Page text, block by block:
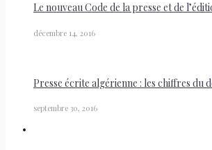
Le nouveau Code de la presse et de
décembre 14, 2016
Presse écrite algérienne : les chiffres du
septembre 30, 2016